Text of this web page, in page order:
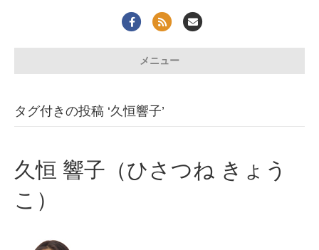
Facebook
Rss Email
メニュー
タグ付きの投稿 ‘久恒響子’
久恒 響子（ひさつね きょう
こ）